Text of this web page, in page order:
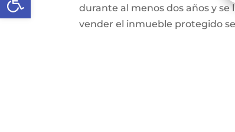
durante al menos dos años y
vender el inmueble protegido